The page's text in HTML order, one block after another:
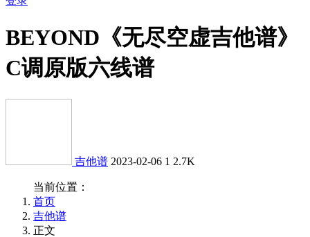
BEYOND《无尽空虚吉他谱》
C调原版六线谱
吉他谱 2023-02-06 1 2.7K
当前位置：
首页
吉他谱
正文